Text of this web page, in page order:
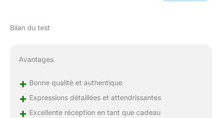
Bilan du test
Avantages
+ Bonne qualité et authentique
+ Expressions détaillées et attendrissantes
+ Excellente réception en tant que cadeau